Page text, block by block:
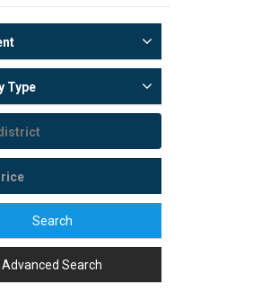
Type
Search
Advanced Search